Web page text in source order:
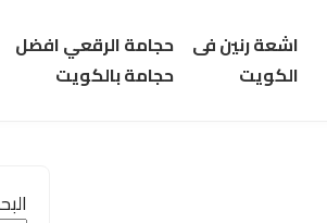
اشعة رنين فى
الكويت
حجامة الرقعي افضل
حجامة بالكويت